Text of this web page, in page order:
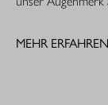
MEHR ERFAHREN